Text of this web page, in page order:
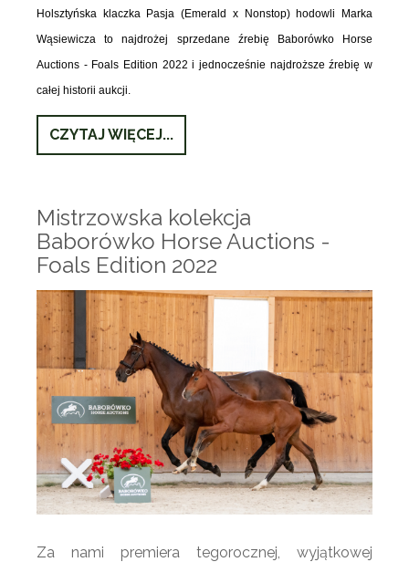
Holsztyńska klaczka Pasja (Emerald x Nonstop) hodowli Marka
Wąsiewicza to najdrożej sprzedane źrebię Baborówko Horse
Auctions - Foals Edition 2022 i jednocześnie najdroższe źrebię w
całej historii aukcji.
CZYTAJ WIĘCEJ...
Mistrzowska kolekcja
Baborówko Horse Auctions -
Foals Edition 2022
Za nami premiera tegorocznej, wyjątkowej